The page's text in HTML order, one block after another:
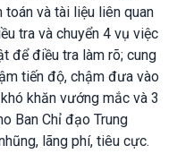
và tài liệu liên quan
tra và chuyển 4 vụ việc
để điều tra làm rõ; cung
tiến độ, chậm đưa vào
khăn vướng mắc và 3
Ban Chỉ đạo Trung
lãng phí, tiêu cực.